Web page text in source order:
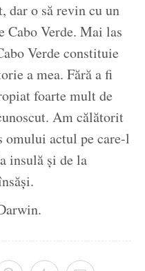
dar o să revin cu un
Cabo Verde. Mai las
Verde constituie
a mea. Fără a fi
foarte mult de
Am călătorit
omului actul pe care-l
insulă și de la